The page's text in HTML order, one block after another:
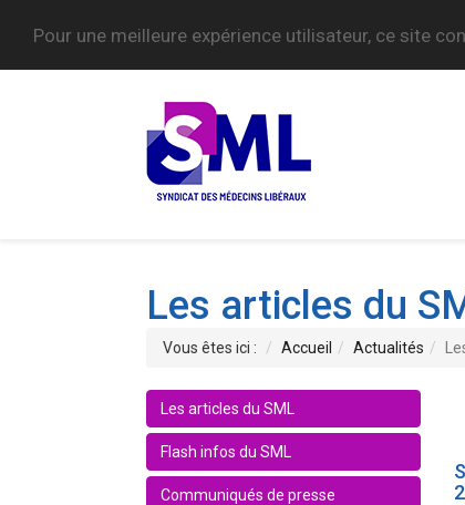
Pour une meilleure expérience utilisateur, ce site
Les articles du
Vous êtes ici : Accueil Actualités
Les articles du SML
Flash infos du SML
Communiqués de presse